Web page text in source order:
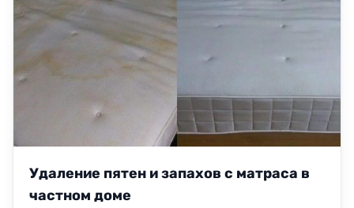
Удаление пятен и запахов с матраса в
частном доме